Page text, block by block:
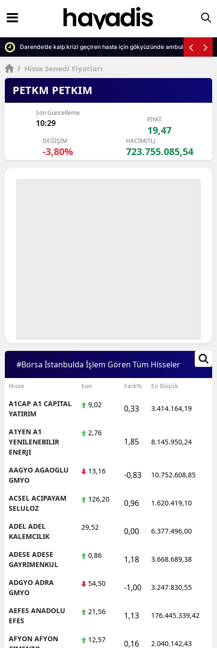
Darende’de kalp krizi geçiren hasta için gökyüzünde ambulans seferi
/ Hisse Senedi Fiyatları
PETKM PETKIM
Son Güncelleme
10:29 FİYAT
19,47
DEĞİŞİM
-3,80%
HACİM(TL)
723.755.085,54
#Borsa İstanbulda İşlem Gören Tüm Hisseler
Hisse Son Fark% En Düşük
A1CAP A1 CAPITAL
YATIRIM
9,02 0,33 3.414.164,19
A1YEN A1
YENILENEBILIR
ENERJI
2,76
1,85 8.145.950,24
AAGYO AGAOGLU
GMYO
13,16 -0,83 10.752.608,85
ACSEL ACIPAYAM
SELULOZ
126,20 0,96 1.620.419,10
ADEL ADEL
KALEMCILIK
29,52 0,00 6.377.496,00
ADESE ADESE
GAYRIMENKUL
0,86 1,18 3.668.689,38
ADGYO ADRA
GMYO
54,50 -1,00 3.247.830,55
AEFES ANADOLU
EFES
21,56 1,13 176.445.339,42
AFYON AFYON
12,57 0,16 2.040.142,43